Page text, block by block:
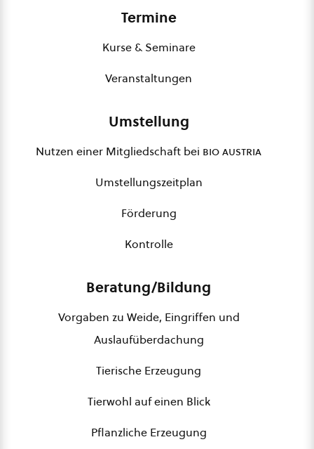
Termine
Kurse & Seminare
Veranstaltungen
Umstellung
Nutzen einer Mitgliedschaft bei bio austria
Umstellungszeitplan
Förderung
Kontrolle
Beratung/Bildung
Vorgaben zu Weide, Eingriffen und
Auslaufüberdachung
Tierische Erzeugung
Tierwohl auf einen Blick
Pflanzliche Erzeugung